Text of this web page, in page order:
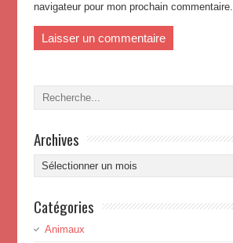
navigateur pour mon prochain commentaire.
Archives
Archives
Catégories
Animaux